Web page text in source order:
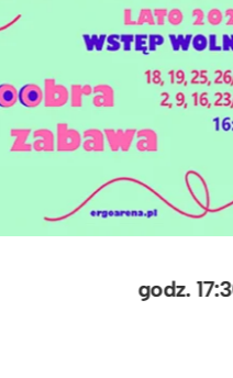
30/08/
MECZ